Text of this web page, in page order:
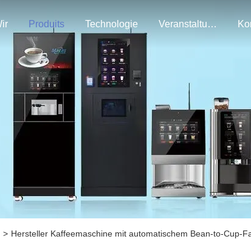
Produits Technologie Veranstaltungen
> Hersteller Kaffeemaschine mit automatischem Bean-to-Cup-